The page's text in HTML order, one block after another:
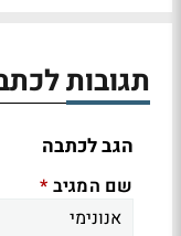
תגובות
הגב לכתבה
שם המגיב *